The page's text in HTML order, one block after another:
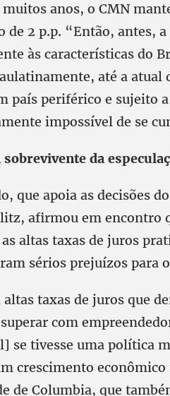
anos, o CMN
2 p.p. “Então, antes,
às características do
até a atual
país periférico e sujeito
impossível de se
da
que apoia as decisões
afirmou em encontro
altas taxas de juros
sérios prejuízos para
taxas de juros que
com
se tivesse uma política
crescimento
de Columbia, que